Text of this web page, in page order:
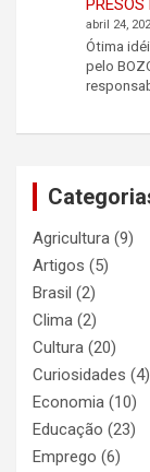
PRESOS
abril 24,
Ótima
pelo
Agricultura (9)
Artigos (5)
Brasil (2)
Clima (2)
Cultura (20)
Curiosidades (4)
Economia (10)
Educação (23)
Emprego (6)